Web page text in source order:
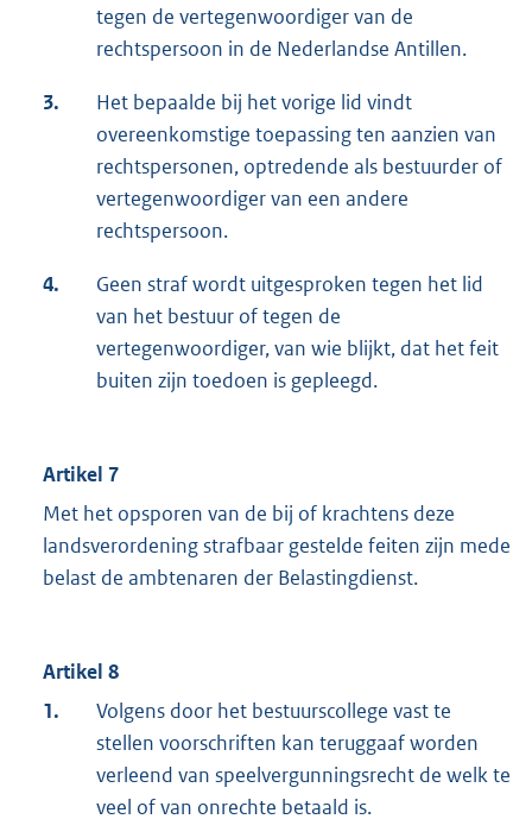
tegen de vertegenwoordiger van de
rechtspersoon in de Nederlandse Antillen.
3.
Het bepaalde bij het vorige lid vindt
overeenkomstige toepassing ten aanzien van
rechtspersonen, optredende als bestuurder of
vertegenwoordiger van een andere
rechtspersoon.
4.
Geen straf wordt uitgesproken tegen het lid
van het bestuur of tegen de
vertegenwoordiger, van wie blijkt, dat het feit
buiten zijn toedoen is gepleegd.
Artikel 7
Met het opsporen van de bij of krachtens deze
landsverordening strafbaar gestelde feiten zijn mede
belast de ambtenaren der Belastingdienst.
Artikel 8
1.
Volgens door het bestuurscollege vast te
stellen voorschriften kan teruggaaf worden
verleend van speelvergunningsrecht de welk te
veel of van onrechte betaald is.